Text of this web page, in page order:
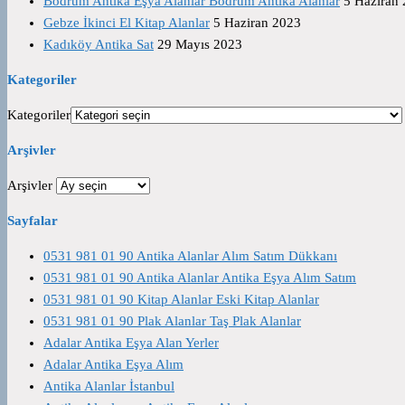
Gebze İkinci El Kitap Alanlar 5 Haziran 2023
Kadıköy Antika Sat 29 Mayıs 2023
Kategoriler
Kategoriler
Arşivler
Arşivler
Sayfalar
0531 981 01 90 Antika Alanlar Alım Satım Dükkanı
0531 981 01 90 Antika Alanlar Antika Eşya Alım Satım
0531 981 01 90 Kitap Alanlar Eski Kitap Alanlar
0531 981 01 90 Plak Alanlar Taş Plak Alanlar
Adalar Antika Eşya Alan Yerler
Adalar Antika Eşya Alım
Antika Alanlar İstanbul